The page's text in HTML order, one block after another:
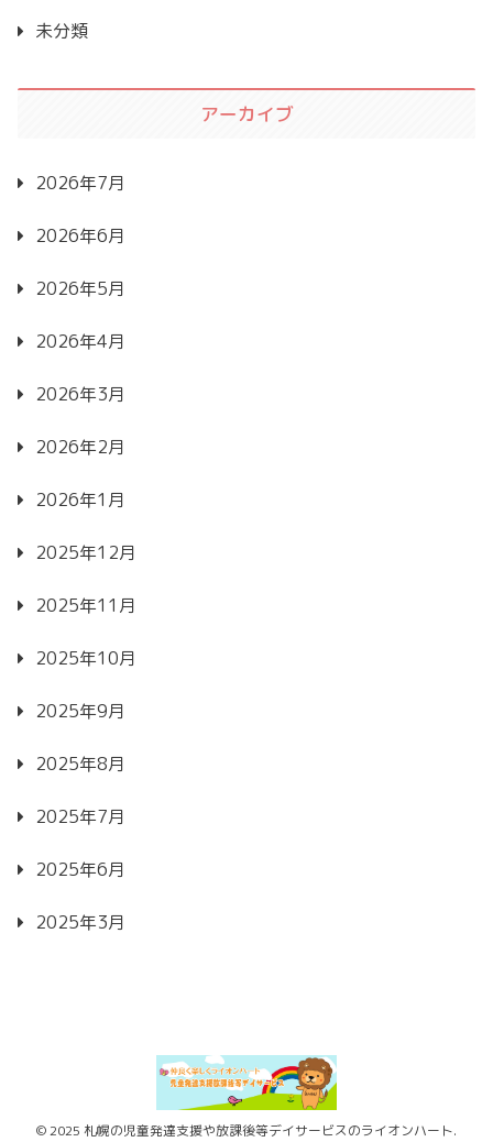
未分類
アーカイブ
2026年7月
2026年6月
2026年5月
2026年4月
2026年3月
2026年2月
2026年1月
2025年12月
2025年11月
2025年10月
2025年9月
2025年8月
2025年7月
2025年6月
2025年3月
© 2025 札幌の児童発達支援や放課後等デイサービスのライオンハート.